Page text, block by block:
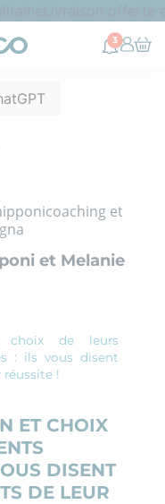
3
et
et Melanie
choix de leurs
: ils vous disent
!
ET CHOIX
DISENT
DE LEUR